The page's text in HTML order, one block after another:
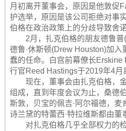
月初离开董事会，原因是他敦促
护选举，原因是该公司拒绝对事
伯格在政治政策上的分歧导致舍诺
2月，扎克伯格的朋友德鲁
德鲁·休斯顿(Drew Houston)加入
蠢的任命。白宫前幕僚长Erskine
行官Reed Hastings于2019年4月
现在，董事会由扎克伯格，
组成，直到年度会议为止，桑德
斯敦，贝宝的佩吉·阿尔福德，麦
诗兰黛的特蕾西·特拉维斯都由董
对扎克伯格几乎全部权力的